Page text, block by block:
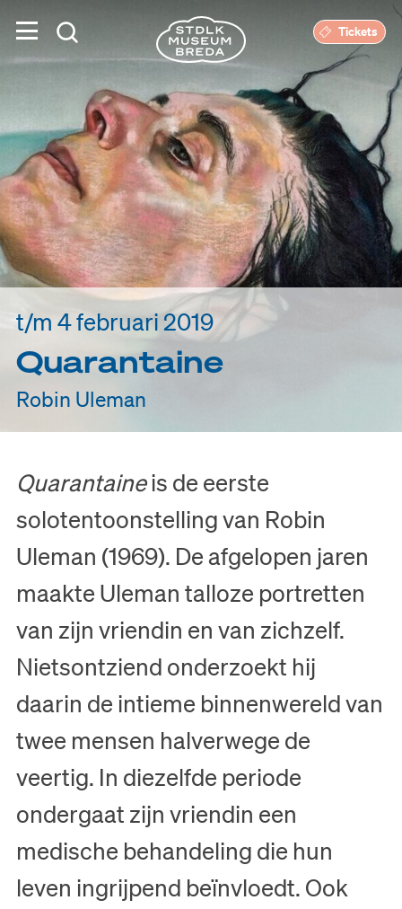
Tickets
t/m 4 februari 2019
Quarantaine
Robin Uleman
Quarantaineis de eerste
solotentoonstelling van Robin
Uleman (1969). De afgelopen jaren
maakte Uleman talloze portretten
van zijn vriendin en van zichzelf.
Nietsontziend onderzoekt hij
daarin de intieme binnenwereld van
twee mensen halverwege de
veertig. In diezelfde periode
ondergaat zijn vriendin een
medische behandeling die hun
leven ingrijpend beïnvloedt. Ook